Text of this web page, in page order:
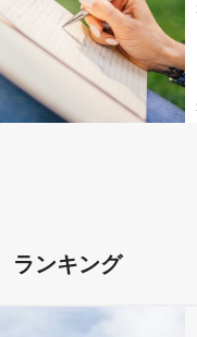
結婚相談所
あるある
特集
ランキング